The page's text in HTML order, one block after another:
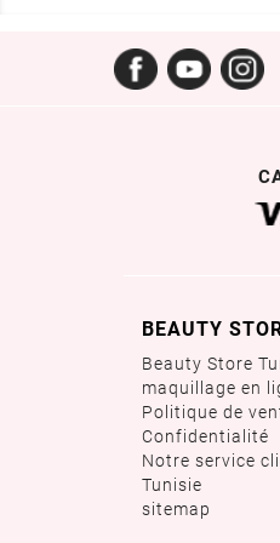
FacebookYouTube
BEAUTY
Beauty Store
maquillage en
Politique de
Confidentialité
Notre service
Tunisie
sitemap